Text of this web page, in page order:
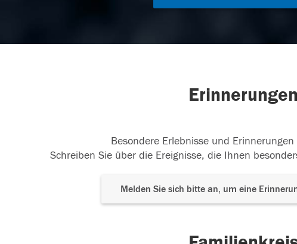
Erinnerungen
Besondere Erlebnisse und
Schreiben Sie über die Ereignisse, die Ihnen
Melden Sie sich bitte an, um eine